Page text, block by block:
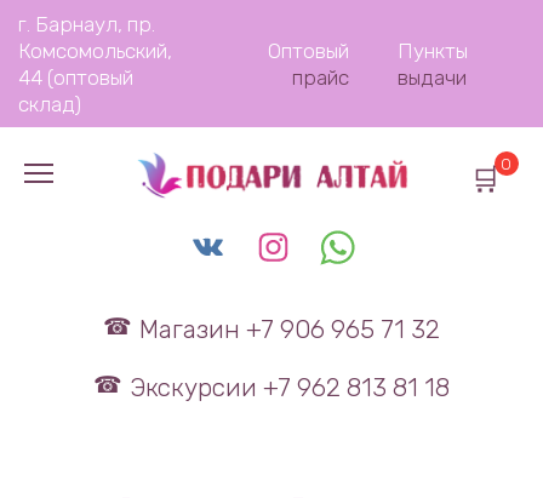
Перейти
содержанию
г. Барнаул, пр.
Комсомольский,
44 (оптовый
склад)
Оптовый
прайс
Пункты
выдачи
Магазин +7 906 965 71 32
Экскурсии +7 962 813 81 18
0